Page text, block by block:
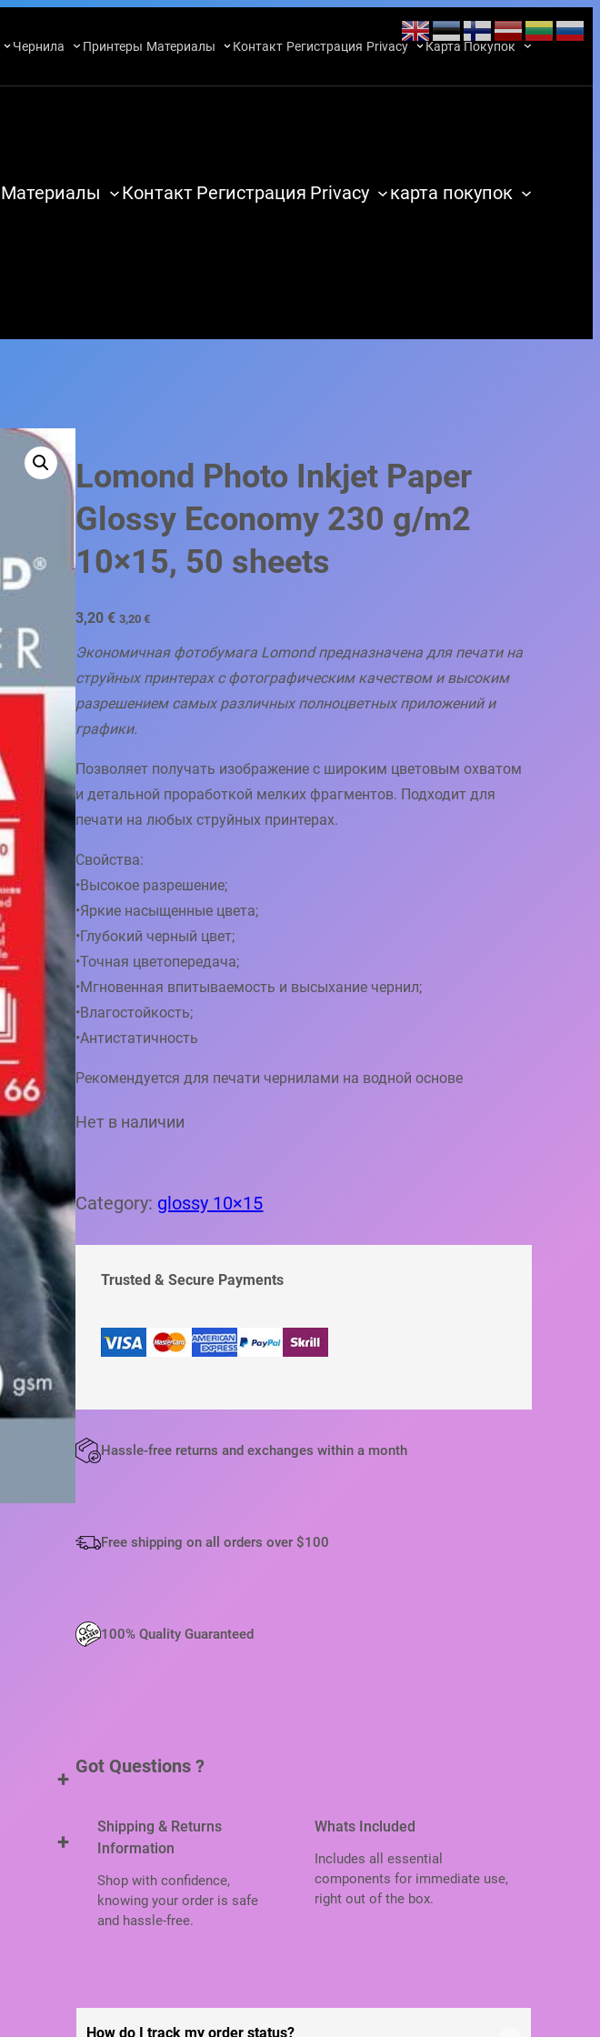
Чернила Принтеры Материалы Контакт Регистрация Privacy Карта Покупок
Материалы Контакт Регистрация Privacy карта покупок
Lomond Photo Inkjet Paper
Glossy Economy 230 g/m2
10×15, 50 sheets
3,20€ 3,20€
Экономичная фотобумага Lomond предназначена для печати на
струйных принтерах с фотографическим качеством и высоким
разрешением самых различных полноцветных приложений и
графики.
Позволяет получать изображение с широким цветовым охватом
и детальной проработкой мелких фрагментов. Подходит для
печати на любых струйных принтерах.
Свойства:
•Высокое разрешение;
•Яркие насыщенные цвета;
•Глубокий черный цвет;
•Точная цветопередача;
•Мгновенная впитываемость и высыхание чернил;
•Влагостойкость;
•Антистатичность
Рекомендуется для печати чернилами на водной основе
Нет в наличии
Category: glossy 10×15
Trusted & Secure Payments
Hassle-free returns and exchanges within a month
Free shipping on all orders over $100
100% Quality Guaranteed
+
+
Got Questions ?
Shipping & Returns
Information
Shop with confidence,
knowing your order is safe
and hassle-free.
Whats Included
Includes all essential
components for immediate use,
right out of the box.
How do I track my order status?